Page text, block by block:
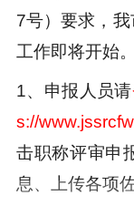
7号）要求，
工作即将开始
1、申报人员请
s://
击职称评审申
息、上传各项